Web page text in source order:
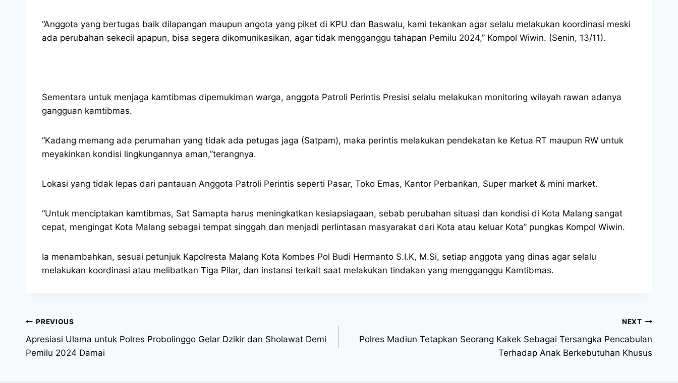
“Anggota yang bertugas baik dilapangan maupun angota yang piket di KPU dan Baswalu, kami tekankan agar selalu melakukan koordinasi meski
ada perubahan sekecil apapun, bisa segera dikomunikasikan, agar tidak mengganggu tahapan Pemilu 2024,” Kompol Wiwin. (Senin, 13/11).
Sementara untuk menjaga kamtibmas dipemukiman warga, anggota Patroli Perintis Presisi selalu melakukan monitoring wilayah rawan adanya
gangguan kamtibmas.
“Kadang memang ada perumahan yang tidak ada petugas jaga (Satpam), maka perintis melakukan pendekatan ke Ketua RT maupun RW untuk
meyakinkan kondisi lingkungannya aman,”terangnya.
Lokasi yang tidak lepas dari pantauan Anggota Patroli Perintis seperti Pasar, Toko Emas, Kantor Perbankan, Super market & mini market.
“Untuk menciptakan kamtibmas, Sat Samapta harus meningkatkan kesiapsiagaan, sebab perubahan situasi dan kondisi di Kota Malang sangat
cepat, mengingat Kota Malang sebagai tempat singgah dan menjadi perlintasan masyarakat dari Kota atau keluar Kota” pungkas Kompol Wiwin.
Ia menambahkan, sesuai petunjuk Kapolresta Malang Kota Kombes Pol Budi Hermanto S.I.K, M.Si, setiap anggota yang dinas agar selalu
melakukan koordinasi atau melibatkan Tiga Pilar, dan instansi terkait saat melakukan tindakan yang mengganggu Kamtibmas.
PREVIOUS
Apresiasi Ulama untuk Polres Probolinggo Gelar Dzikir dan Sholawat Demi
Pemilu 2024 Damai
NEXT
Polres Madiun Tetapkan Seorang Kakek Sebagai Tersangka Pencabulan
Terhadap Anak Berkebutuhan Khusus